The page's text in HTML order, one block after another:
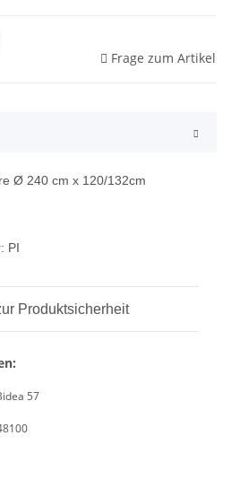
Frage zum Artikel
Ø 240 cm x 120/132cm
PI
Produktsicherheit
57